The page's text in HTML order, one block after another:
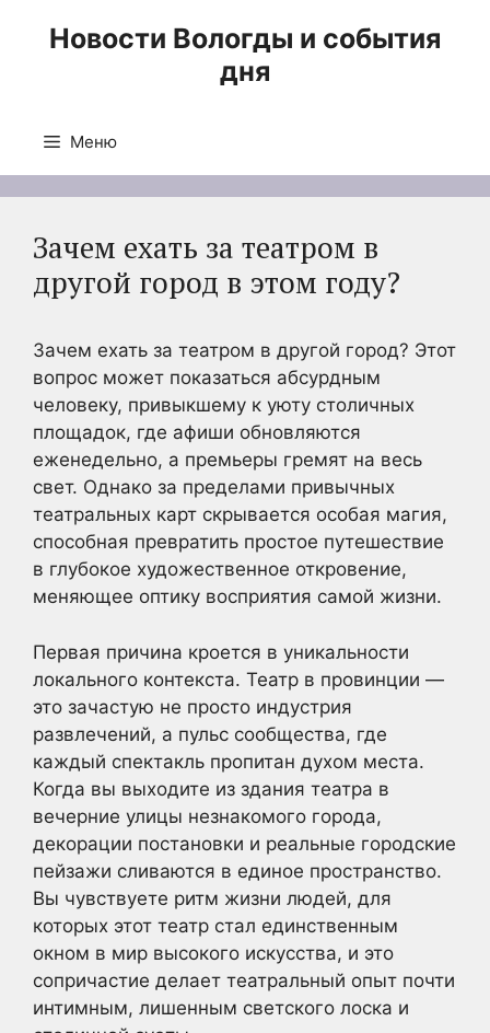
Новости Вологды и события
дня
Меню
Зачем ехать за театром в
другой город в этом году?
Зачем ехать за театром в другой город? Этот
вопрос может показаться абсурдным
человеку, привыкшему к уюту столичных
площадок, где афиши обновляются
еженедельно, а премьеры гремят на весь
свет. Однако за пределами привычных
театральных карт скрывается особая магия,
способная превратить простое путешествие
в глубокое художественное откровение,
меняющее оптику восприятия самой жизни.
Первая причина кроется в уникальности
локального контекста. Театр в провинции —
это зачастую не просто индустрия
развлечений, а пульс сообщества, где
каждый спектакль пропитан духом места.
Когда вы выходите из здания театра в
вечерние улицы незнакомого города,
декорации постановки и реальные городские
пейзажи сливаются в единое пространство.
Вы чувствуете ритм жизни людей, для
которых этот театр стал единственным
окном в мир высокого искусства, и это
сопричастие делает театральный опыт почти
интимным, лишенным светского лоска и